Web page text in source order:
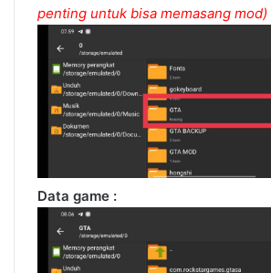
penting untuk bisa memasang mod)
Data game :